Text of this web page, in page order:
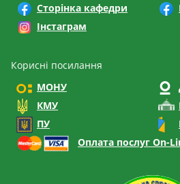
Сторінка кафедри
Інстаграм
Корисні посилання
МОНУ
КМУ
ПУ
Оплата послуг On-